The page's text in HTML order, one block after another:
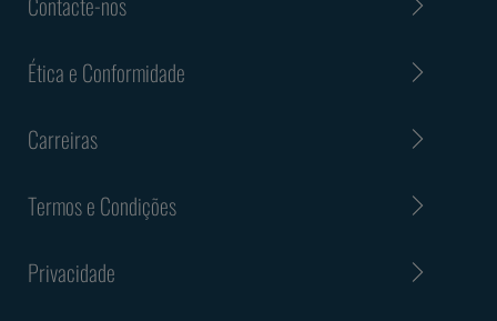
Ética e Conformidade
Carreiras
Termos e Condições
Privacidade